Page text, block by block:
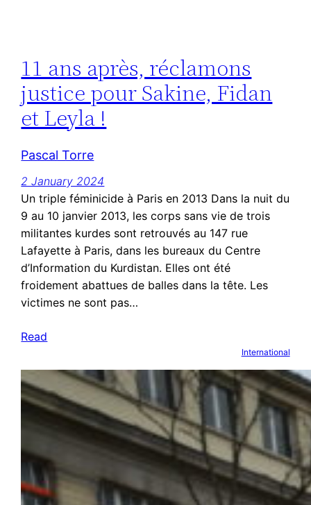
11 ans après, réclamons
justice pour Sakine, Fidan
et Leyla !
Pascal Torre
2 January 2024
Un triple féminicide à Paris en 2013 Dans la nuit du
9 au 10 janvier 2013, les corps sans vie de trois
militantes kurdes sont retrouvés au 147 rue
Lafayette à Paris, dans les bureaux du Centre
d’Information du Kurdistan. Elles ont été
froidement abattues de balles dans la tête. Les
victimes ne sont pas…
Read
International